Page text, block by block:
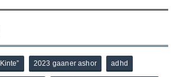
2023 gaaner ashor adhd